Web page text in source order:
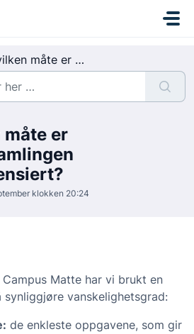
oppgavesamlingen nivådifferensiert?
måte er
klokken 20:24
Matte har vi brukt en
vanskelighetsgrad:
de enkleste oppgavene, som gir